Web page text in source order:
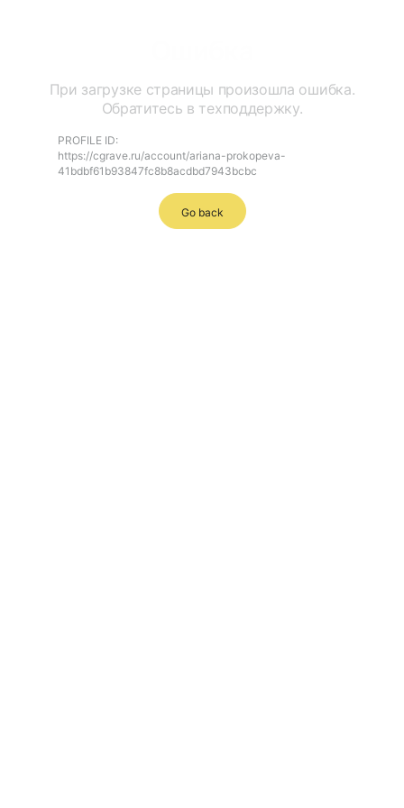
При загрузке страницы произошла ошибка.
Обратитесь в техподдержку.
PROFILE ID:
https://cgrave.ru/account/ariana-prokopeva-
41bdbf61b93847fc8b8acdbd7943bcbc
Go back